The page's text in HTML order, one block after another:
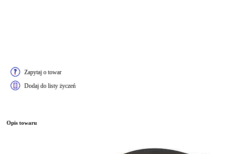
Zapytaj o towar
Dodaj do listy życzeń
Opis towaru